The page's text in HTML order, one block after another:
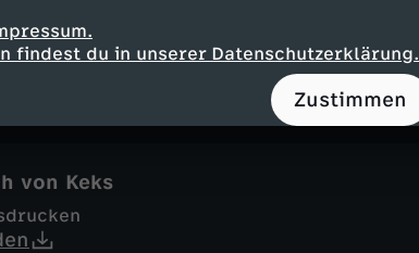
findest du in unserer Datenschutzerklärung.
Zustimmen
"Brot und Korn"
von Keks